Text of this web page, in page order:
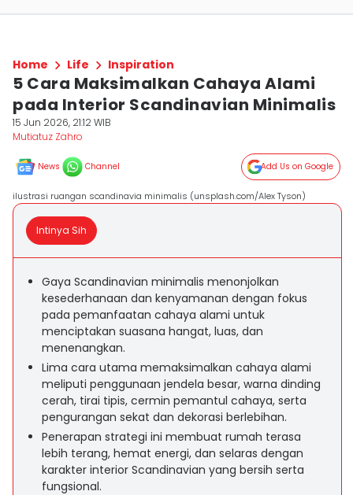
Home Life Inspiration
5 Cara Maksimalkan Cahaya Alami
pada Interior Scandinavian Minimalis
15 Jun 2026, 21:12 WIB
Mutiatuz Zahro
News Channel Add Us on Google
ilustrasi ruangan scandinavia minimalis (unsplash.com/Alex Tyson)
Intinya Sih
Gaya Scandinavian minimalis menonjolkan
kesederhanaan dan kenyamanan dengan fokus
pada pemanfaatan cahaya alami untuk
menciptakan suasana hangat, luas, dan
menenangkan.
Lima cara utama memaksimalkan cahaya alami
meliputi penggunaan jendela besar, warna dinding
cerah, tirai tipis, cermin pemantul cahaya, serta
pengurangan sekat dan dekorasi berlebihan.
Penerapan strategi ini membuat rumah terasa
lebih terang, hemat energi, dan selaras dengan
karakter interior Scandinavian yang bersih serta
fungsional.